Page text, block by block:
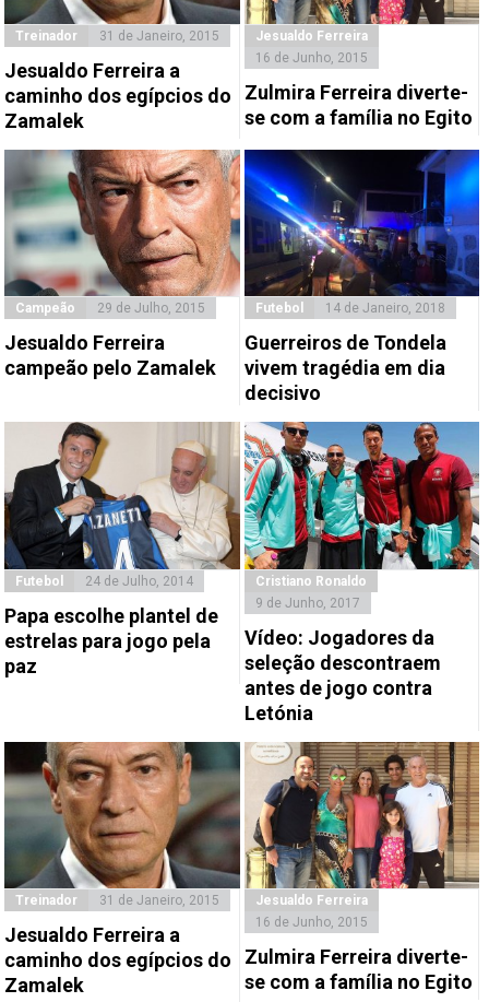
Treinador 31 de Janeiro, 2015
Jesualdo Ferreira a
caminho dos egípcios do
Zamalek
Jesualdo Ferreira
16 de Junho, 2015
Zulmira Ferreira diverte-
se com a família no Egito
Campeão 29 de Julho, 2015
Jesualdo Ferreira
campeão pelo Zamalek
Futebol 14 de Janeiro, 2018
Guerreiros de Tondela
vivem tragédia em dia
decisivo
Futebol 24 de Julho, 2014
Papa escolhe plantel de
estrelas para jogo pela
paz
Cristiano Ronaldo
9 de Junho, 2017
Vídeo: Jogadores da
seleção descontraem
antes de jogo contra
Letónia
Treinador 31 de Janeiro, 2015
Jesualdo Ferreira a
caminho dos egípcios do
Zamalek
Jesualdo Ferreira
16 de Junho, 2015
Zulmira Ferreira diverte-
se com a família no Egito